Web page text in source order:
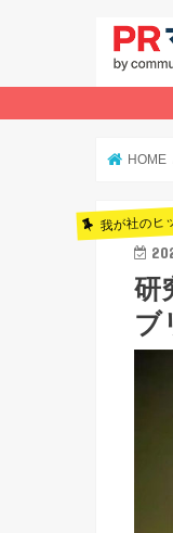
HOME
我が社のヒ
研
ブ